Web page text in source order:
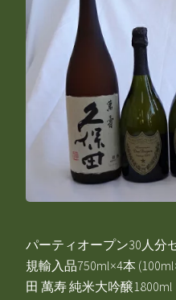
パーティオープン30人分
規輸入品750ml×4本
田 萬寿 純米大吟醸